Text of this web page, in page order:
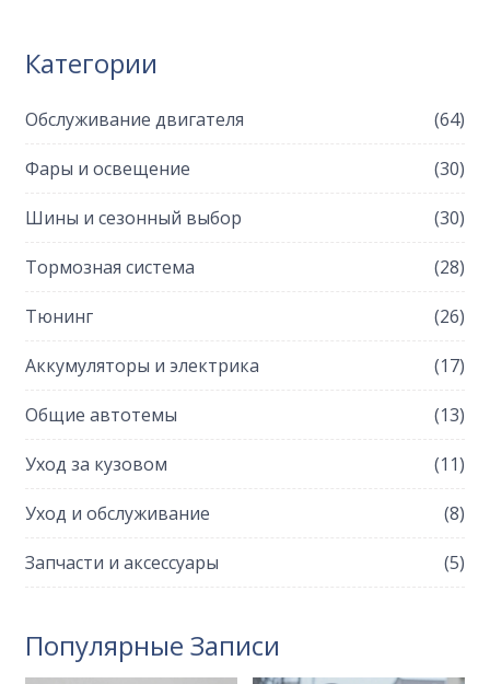
Категории
Обслуживание двигателя (64)
Фары и освещение (30)
Шины и сезонный выбор (30)
Тормозная система (28)
Тюнинг (26)
Аккумуляторы и электрика (17)
Общие автотемы (13)
Уход за кузовом (11)
Уход и обслуживание (8)
Запчасти и аксессуары (5)
Популярные Записи